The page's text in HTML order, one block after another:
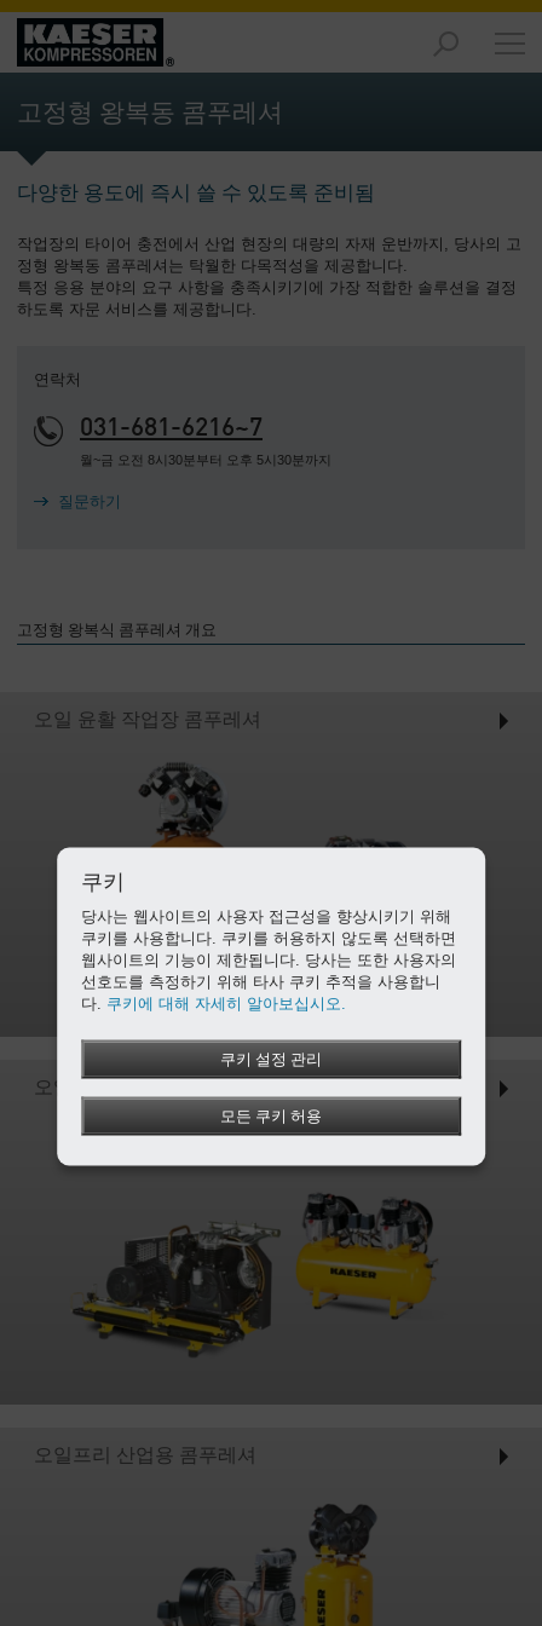
제
품
-
개
루
션
-
비
개
-
고정형 왕복동 콤푸레셔
다양한 용도에 즉시 쓸 수 있도록 준비됨
작업장의 타이어 충전에서 산업 현장의 대량의 자재 운반까지, 당사의 고
정형 왕복동 콤푸레셔는 탁월한 다목적성을 제공합니다.
특정 응용 분야의 요구 사항을 충족시키기에 가장 적합한 솔루션을 결정
하도록 자문 서비스를 제공합니다.
연락처
031-681-6216~7
월~금 오전 8시30분부터 오후 5시30분까지
질문하기
고정형 왕복식 콤푸레셔 개요
오일 윤활 작업장 콤푸레셔
오일 윤활 산업용 콤푸레셔
오일프리 산업용 콤푸레셔
쿠키
당사는 웹사이트의 사용자 접근성을 향상시키기 위해
쿠키를 사용합니다. 쿠키를 허용하지 않도록 선택하면
웹사이트의 기능이 제한됩니다. 당사는 또한 사용자의
선호도를 측정하기 위해 타사 쿠키 추적을 사용합니
다. 쿠키에 대해 자세히 알아보십시오.
쿠키 설정 관리
모든 쿠키 허용